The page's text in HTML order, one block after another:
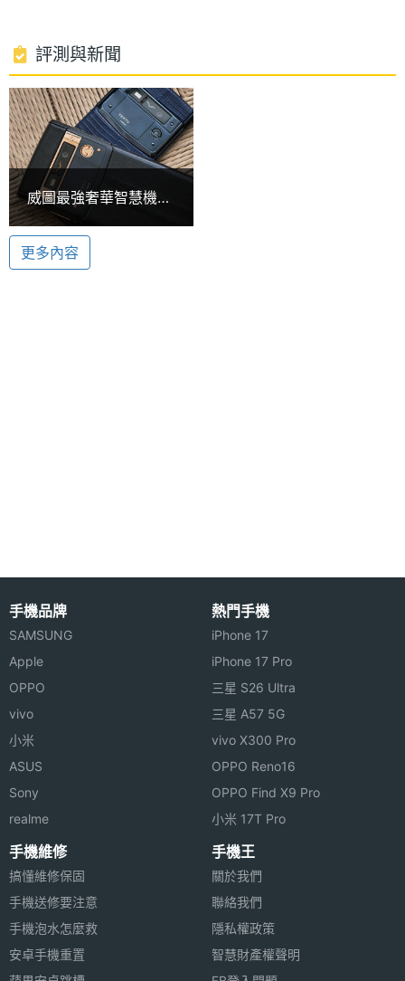
無線充電、NFC 近距離通訊技術。更配搭 Vertu 經典
極致的專屬服務，包括：Vertu CONCIERGE 24 小時
私人助理服務，Vertu LIFE 生活和 Vertu
CERTAINTY 品質保障。
Hasselblad 哈蘇認證相機鏡頭
Vertu Signature Touch 紫色蜥蜴皮搭載 Hasselblad
哈蘇認證相機鏡頭，後置式自動對焦 1,300 萬畫素相
◎ 4.7 吋 1080P 明亮式，高對比度螢幕、1,920 x
1,080pixels 螢幕解析度
◎ 採用 Android 4.4 KitKat 作業系統
◎ 內建 Qualcomm Snapdragon 801, 2.3GHz 四核
處理器
◎ 後置式自動對焦 1,300 萬畫素相機和雙 LED 閃光
燈、210 萬畫素 Skype 兼容前置鏡頭
◎ 支援 A-GPS + 指南針 / 陀螺儀和加速器 / Qi 兼容
◎ 支援 CSR Aptx 高品質音訊編碼技術 / NFC 支援包
括嵌入式和 SIM 卡配置的安全組件
◎ 支援 4G LTE / Wi-Fi 802.11 a,b,g,n,ac inc 無線網
路與熱點 / USB On-The-Go 技術
◎ 內建 64GB ROM 儲存空間
處理器
時脈
2.3 GHz
處理器
核心數
4
ROM儲
存空間
電池容
量
解析度
主相機
畫素
主相機
感光元
件
評測與新聞
威圖最強奢華智慧機
Vertu Signature
Touch動手玩
更多內容
手機品牌
SAMSUNG
Apple
OPPO
vivo
小米
ASUS
Sony
realme
熱門手機
iPhone 17
iPhone 17 Pro
三星 S26 Ultra
三星 A57 5G
vivo X300 Pro
OPPO Reno16
OPPO Find X9 Pro
小米 17T Pro
手機維修
搞懂維修保固
手機送修要注意
手機泡水怎麼救
安卓手機重置
手機王
關於我們
聯絡我們
隱私權政策
智慧財產權聲明